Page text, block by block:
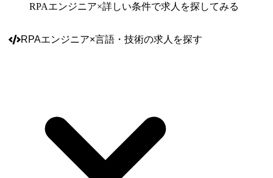
エンジニア”を輩出してきた強い育成力が武器となります。 顧客の要望
内にて今まで対応してきた事例をノウハウとして共有、未経験領域に関
ITコンサルタントへのキャリアも描くことができます。 【プロジェクト
例】 <某製造業企業様での市民開発支援(業務効率化フロー開発)> ■環
境:PowerPlatform(PowerApps・PowerAutomate・PowerAutomateDesktop・
SharePointサイト など)、PowerShell、ExcelVBA ■工程:要件定義、設計、
開発、テスト ┗既に当社のメンバーがチームとして4名参画中(増員) ┗リ
RPAエンジニア×詳しい条件で求人を探してみる
RPAエンジニア×言語・技術の求人を探す